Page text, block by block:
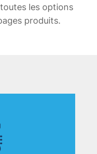
les options
produits.